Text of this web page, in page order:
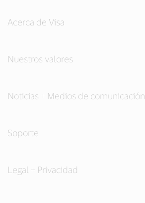
Acerca de Visa
Nuestros valores
Noticias + Medios de comunicación
Soporte
Legal + Privacidad